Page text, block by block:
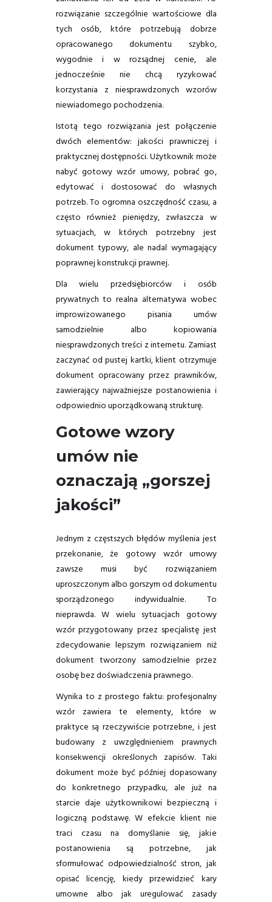
rozwiązanie szczególnie wartościowe dla
tych osób, które potrzebują dobrze
opracowanego dokumentu szybko,
wygodnie i w rozsądnej cenie, ale
jednocześnie nie chcą ryzykować
korzystania z niesprawdzonych wzorów
niewiadomego pochodzenia.
Istotą tego rozwiązania jest połączenie
dwóch elementów: jakości prawniczej i
praktycznej dostępności. Użytkownik może
nabyć gotowy wzór umowy, pobrać go,
edytować i dostosować do własnych
potrzeb. To ogromna oszczędność czasu, a
często również pieniędzy, zwłaszcza w
sytuacjach, w których potrzebny jest
dokument typowy, ale nadal wymagający
poprawnej konstrukcji prawnej.
Dla wielu przedsiębiorców i osób
prywatnych to realna alternatywa wobec
improwizowanego pisania umów
samodzielnie albo kopiowania
niesprawdzonych treści z internetu. Zamiast
zaczynać od pustej kartki, klient otrzymuje
dokument opracowany przez prawników,
zawierający najważniejsze postanowienia i
odpowiednio uporządkowaną strukturę.
Gotowe wzory
umów nie
oznaczają „gorszej
jakości”
Jednym z częstszych błędów myślenia jest
przekonanie, że gotowy wzór umowy
zawsze musi być rozwiązaniem
uproszczonym albo gorszym od dokumentu
sporządzonego indywidualnie. To
nieprawda. W wielu sytuacjach gotowy
wzór przygotowany przez specjalistę jest
zdecydowanie lepszym rozwiązaniem niż
dokument tworzony samodzielnie przez
osobę bez doświadczenia prawnego.
Wynika to z prostego faktu: profesjonalny
wzór zawiera te elementy, które w
praktyce są rzeczywiście potrzebne, i jest
budowany z uwzględnieniem prawnych
konsekwencji określonych zapisów. Taki
dokument może być później dopasowany
do konkretnego przypadku, ale już na
starcie daje użytkownikowi bezpieczną i
logiczną podstawę. W efekcie klient nie
traci czasu na domyślanie się, jakie
postanowienia są potrzebne, jak
sformułować odpowiedzialność stron, jak
opisać licencję, kiedy przewidzieć kary
umowne albo jak uregulować zasady